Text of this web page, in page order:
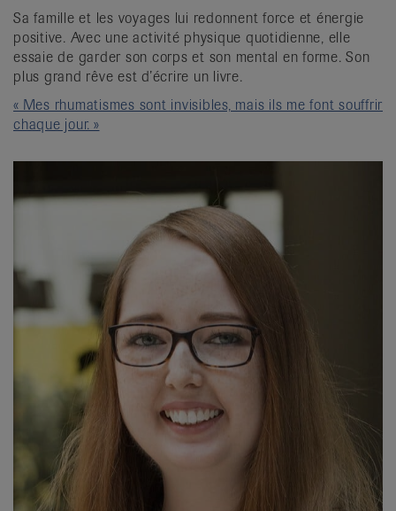
Sa famille et les voyages lui redonnent force et énergie
positive. Avec une activité physique quotidienne, elle
essaie de garder son corps et son mental en forme. Son
plus grand rêve est d’écrire un livre.
« Mes rhumatismes sont invisibles, mais ils me font souffrir
chaque jour. »